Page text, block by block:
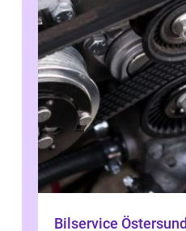
Bilservice Östersund så tar du hand om